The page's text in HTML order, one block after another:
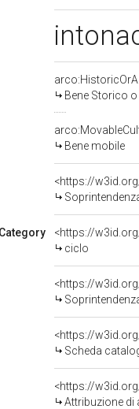
Bene Storico
Bene mobile
<https://
<https://
ciclo
<https://
<https://
Scheda
Attribuzione di